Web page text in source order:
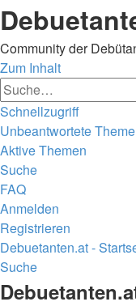
Community der
Zum Inhalt
Schnellzugriff
Unbeantwortete
Aktive Themen
Suche
FAQ
Anmelden
Registrieren
Debuetanten.at -
Suche